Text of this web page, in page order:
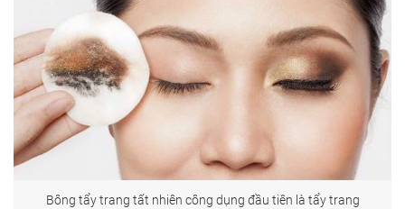
Bông tẩy trang tất nhiên công dụng đầu tiên là tẩy trang